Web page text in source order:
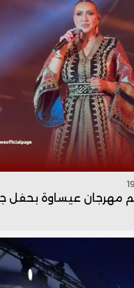
مهرجان عيساوة بحفل